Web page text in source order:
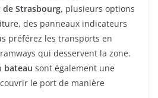
Strasbourg, plusieurs options
des panneaux indicateurs
préférez les transports en
qui desservent la zone.
bateau sont également une
le port de manière